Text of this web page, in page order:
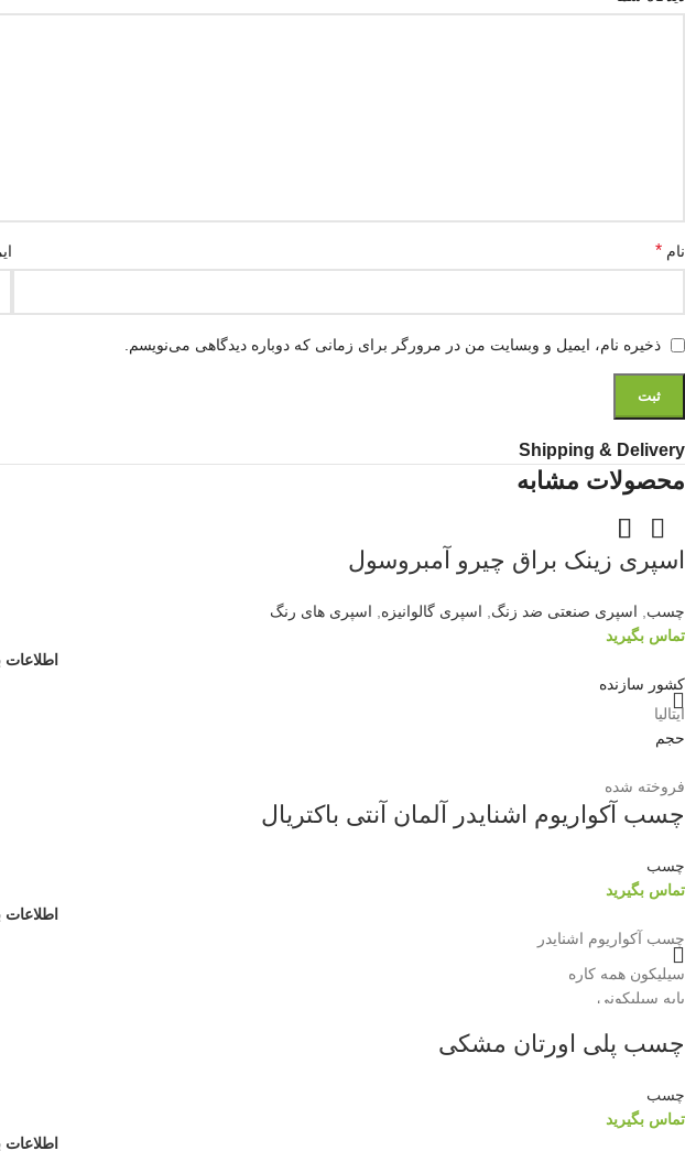
نام *
ذخیره نام، ایمیل و وبسایت من در مرورگر برای زمانی که دوباره دیدگاهی می‌نویسم.
Shipping & Delivery
محصولات مشابه
اسپری زینک براق چیرو آمبروسول
چسب, اسپری صنعتی ضد زنگ, اسپری گالوانیزه, اسپری های رنگ
تماس بگیرید
اطلاعات
کشور سازنده
ایتالیا
حجم
کد محصول
Z350
فروخته شده
چسب آکواریوم اشنایدر آلمان آنتی باکتریال
چسب
تماس بگیرید
اطلاعات
چسب آکواریوم اشنایدر
سیلیکون همه کاره
پایه سیلیکونی
چسبندگی بالا برای اتصال قطعات غیر همجنس
مقاوم در برابر مواد خورنده
ساخت آلمان
چسب پلی اورتان مشکی
چسب
تماس بگیرید
اطلاعات